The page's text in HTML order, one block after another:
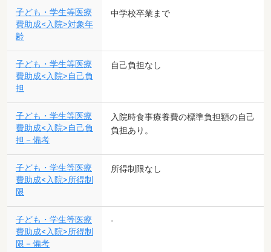
子ども・学生等医療
費助成<入院>対象年
齢
中学校卒業まで
子ども・学生等医療
費助成<入院>自己負
担
自己負担なし
子ども・学生等医療
費助成<入院>自己負
担－備考
入院時食事療養費の標準負担額の自己
負担あり。
子ども・学生等医療
費助成<入院>所得制
限
所得制限なし
子ども・学生等医療
費助成<入院>所得制
限－備考
-